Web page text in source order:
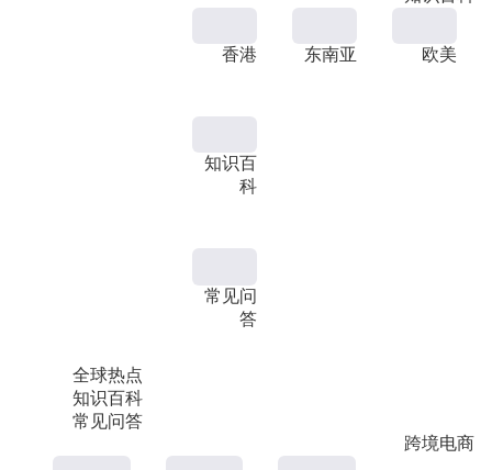
全球热点
知识百科
常见问答
香港 东南亚 欧美
知识百
科
常见问
答
跨境电商